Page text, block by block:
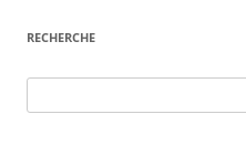
RECHERCHE